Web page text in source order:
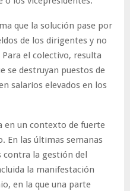
que la solución pase por
de los dirigentes y no
el colectivo, resulta
se destruyan puestos de
salarios elevados en los
en un contexto de fuerte
En las últimas semanas
contra la gestión del
la manifestación
en la que una parte